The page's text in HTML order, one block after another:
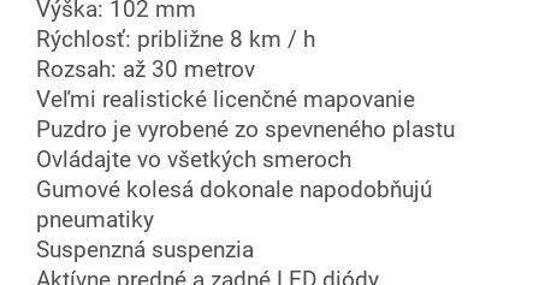
Výška: 102 mm
Rýchlosť: približne 8 km / h
Rozsah: až 30 metrov
Veľmi realistické licenčné mapovanie
Puzdro je vyrobené zo spevneného plastu
Ovládajte vo všetkých smeroch
Gumové kolesá dokonale napodobňujú
pneumatiky
Suspenzná suspenzia